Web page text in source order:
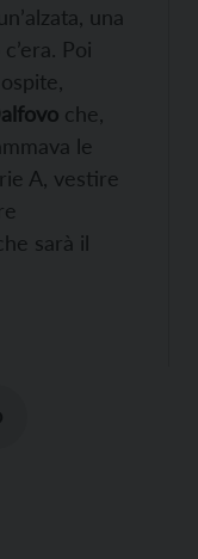
una
Poi
che,
le
A, vestire
sarà il